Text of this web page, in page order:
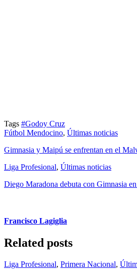
Tags #Godoy Cruz
Fútbol Mendocino, Últimas noticias
Gimnasia y Maipú se enfrentan en el
Liga Profesional, Últimas noticias
Diego Maradona debuta con Gimnasia
Francisco Lagiglia
Related posts
Liga Profesional, Primera Nacional,